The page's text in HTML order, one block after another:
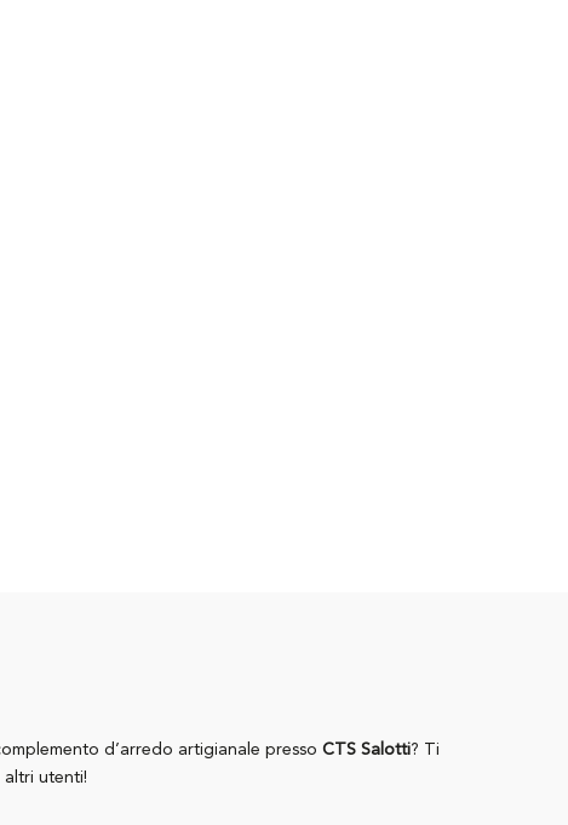
d’arredo artigianale presso CTS Salotti? Ti
utenti!